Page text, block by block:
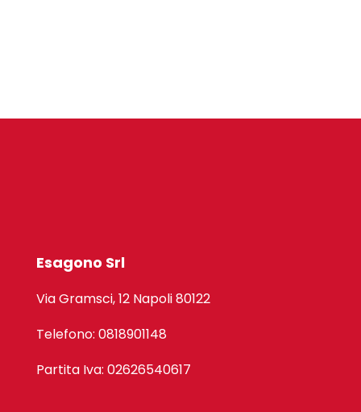
Esagono Srl
Via Gramsci, 12 Napoli 80122
Telefono: 0818901148
Partita Iva: 02626540617